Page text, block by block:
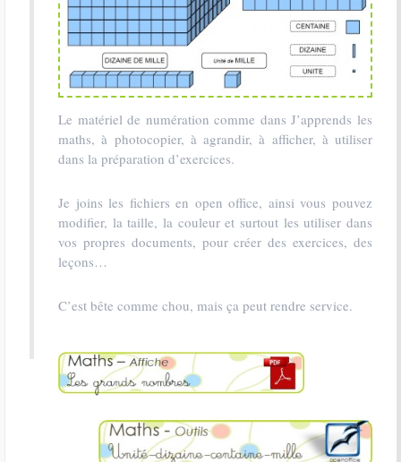
Le matériel de numération comme dans J’apprends les
maths, à photocopier, à agrandir, à afficher, à utiliser
dans la préparation d’exercices.
Je joins les fichiers en open office, ainsi vous pouvez
modifier, la taille, la couleur et surtout les utiliser dans
vos propres documents, pour créer des exercices, des
leçons…
C’est bête comme chou, mais ça peut rendre service.